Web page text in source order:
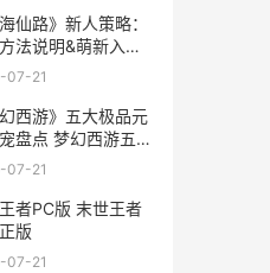
海仙路》新人策略：
法说明&萌新入门
海仙途
07-21
幻西游》五大极品元
盘点 梦幻西游五门
好处
07-21
者PC版 末世王者
版
07-21